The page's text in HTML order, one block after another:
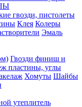
гвозди, пистолеты
Клея Колеры
Эмаль
Гвозди финиш и
пластины, углы
Хомуты Шайбы
утеплитель